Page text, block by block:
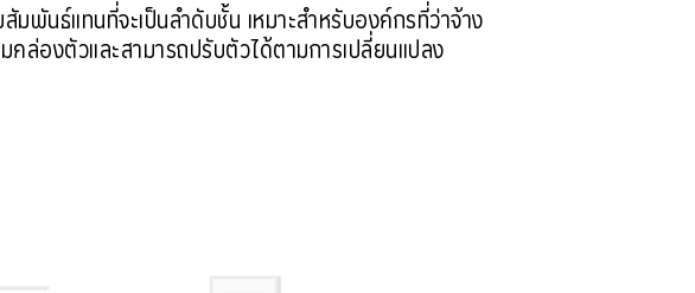
พันธ์แทนที่จะเป็นลำดับชั้น เหมาะสำหรับองค์กรที่ว่าจ้าง
ล่องตัวและสามารถปรับตัวได้ตามการเปลี่ยนแปลง